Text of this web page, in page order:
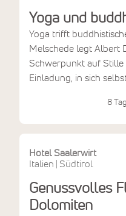
Yoga und
Yoga trifft
Melschede legt Albert
Schwerpunkt auf
Einladung, in sich
8
Hotel Saalerwirt
Italien
Südtirol
Genussvolles
Dolomiten